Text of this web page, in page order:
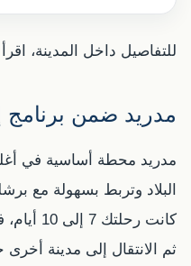
للتفاصيل داخل المدينة، اقرأ
مدريد ضمن برنامج
مدريد محطة أساسية في
البلاد وتربط بسهولة مع
ثم الانتقال إلى مدينة